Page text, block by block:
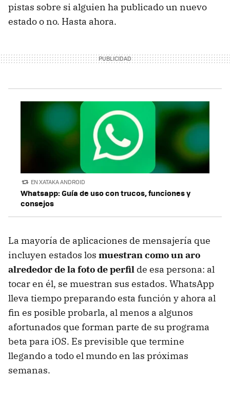
pistas sobre si alguien ha publicado un nuevo
estado o no. Hasta ahora.
EN XATAKA ANDROID
Whatsapp: Guía de uso con trucos, funciones y
consejos
La mayoría de aplicaciones de mensajería que
incluyen estados los muestran como un aro
alrededor de la foto de perfil de esa persona: al
tocar en él, se muestran sus estados. WhatsApp
lleva tiempo preparando esta función y ahora al
fin es posible probarla, al menos a algunos
afortunados que forman parte de su programa
beta para iOS. Es previsible que termine
llegando a todo el mundo en las próximas
semanas.